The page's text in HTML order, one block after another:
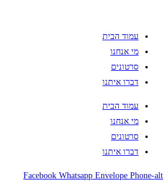
עמוד הבית
מי אנחנו
סרטונים
דברו איתנו
עמוד הבית
מי אנחנו
סרטונים
דברו איתנו
Facebook Whatsapp Envelope Phone-alt